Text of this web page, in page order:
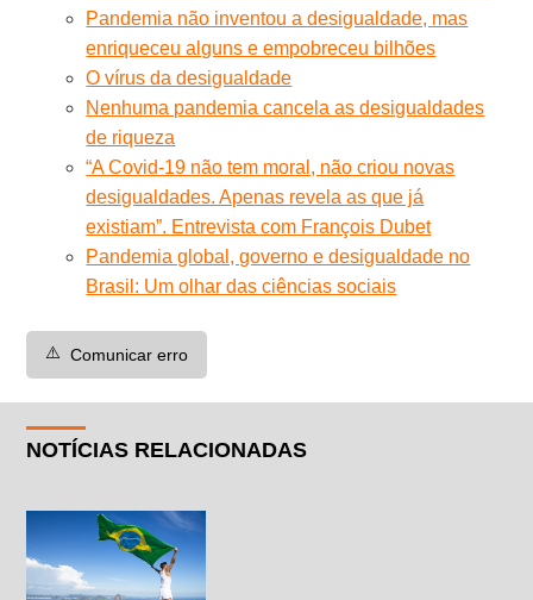
Pandemia não inventou a desigualdade, mas
enriqueceu alguns e empobreceu bilhões
O vírus da desigualdade
Nenhuma pandemia cancela as desigualdades
de riqueza
“A Covid-19 não tem moral, não criou novas
desigualdades. Apenas revela as que já
existiam”. Entrevista com François Dubet
Pandemia global, governo e desigualdade no
Brasil: Um olhar das ciências sociais
⚠️ Comunicar erro
NOTÍCIAS RELACIONADAS